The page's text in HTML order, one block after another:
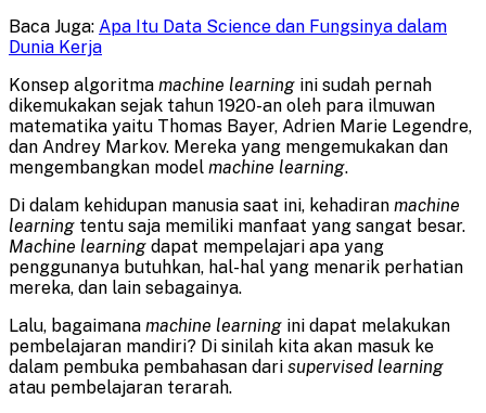
Baca Juga: Apa Itu Data Science dan Fungsinya dalam
Dunia Kerja
Konsep algoritma machine learning ini sudah pernah
dikemukakan sejak tahun 1920-an oleh para ilmuwan
matematika yaitu Thomas Bayer, Adrien Marie Legendre,
dan Andrey Markov. Mereka yang mengemukakan dan
mengembangkan model machine learning.
Di dalam kehidupan manusia saat ini, kehadiran machine
learning tentu saja memiliki manfaat yang sangat besar.
Machine learning dapat mempelajari apa yang
penggunanya butuhkan, hal-hal yang menarik perhatian
mereka, dan lain sebagainya.
Lalu, bagaimana machine learning ini dapat melakukan
pembelajaran mandiri? Di sinilah kita akan masuk ke
dalam pembuka pembahasan dari supervised learning
atau pembelajaran terarah.